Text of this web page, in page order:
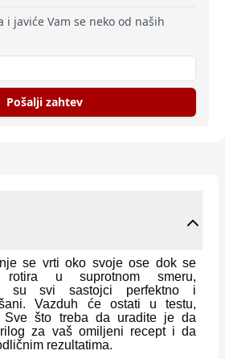
javiće Vam se neko od naših
Pošalji zahtev
se vrti oko svoje ose dok se
rotira u suprotnom smeru,
su svi sastojci perfektno i
Vazduh će ostati u testu,
Sve što treba da uradite je da
za vaš omiljeni recept i da
rezultatima.